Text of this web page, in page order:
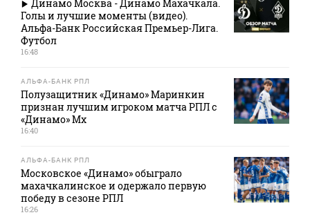
Динамо Москва - Динамо Махачкала.
Голы и лучшие моменты (видео).
Альфа-Банк Российская Премьер-Лига.
Футбол
16:48
АЛЬФА-БАНК РПЛ
Полузащитник «Динамо» Маринкин
признан лучшим игроком матча РПЛ с
«Динамо» Мх
16:40
АЛЬФА-БАНК РПЛ
Московское «Динамо» обыграло
махачкалинское и одержало первую
победу в сезоне РПЛ
16:26